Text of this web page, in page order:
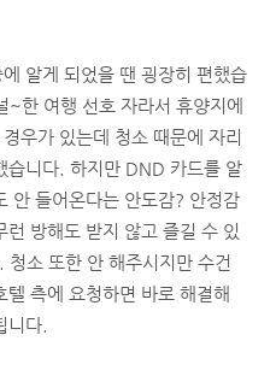
알게 되었을 땐 굉장히 편했습
한 여행 선호 자라서 휴양지에
우가 있는데 청소 때문에 자리
습니다. 하지만 DND 카드를 알
안 들어온다는 안도감? 안정감
방해도 받지 않고 즐길 수 있
소 또한 안 해주시지만 수건
측에 요청하면 바로 해결해
니다.